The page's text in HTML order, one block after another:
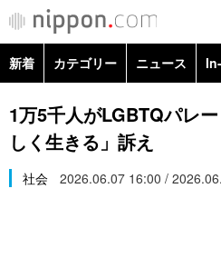
カテゴリー
新着 カテゴリー ニュース
政治・外交
経済・ビジネス
1万5千人がLGBTQパレ
しく生きる」訴え
社会 2026.06.07 16:00 /